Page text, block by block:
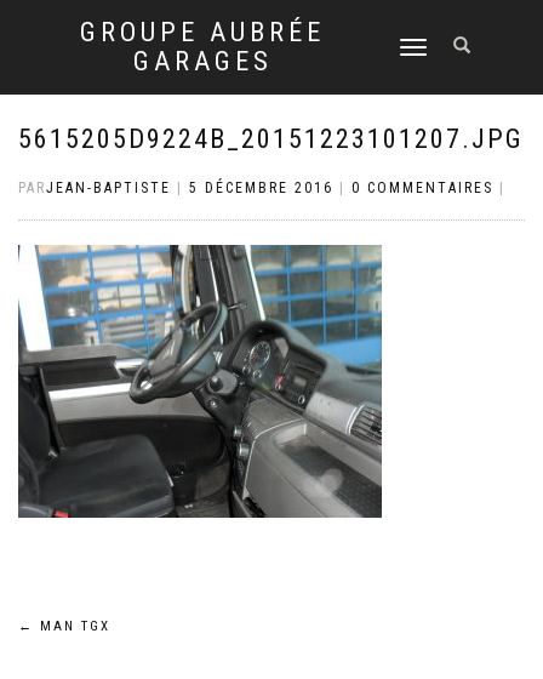
GROUPE AUBRÉE
GARAGES
DÉPLIER
NAVIGATION
5615205D9224B_20151223101207.JPG
PARJEAN-BAPTISTE 5 DÉCEMBRE 2016 0 COMMENTAIRES
Navigation
← MAN TGX